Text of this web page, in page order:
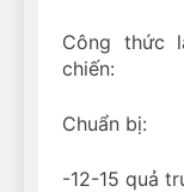
Công thức
chiến:
Chuẩn bị:
-12-15 quả